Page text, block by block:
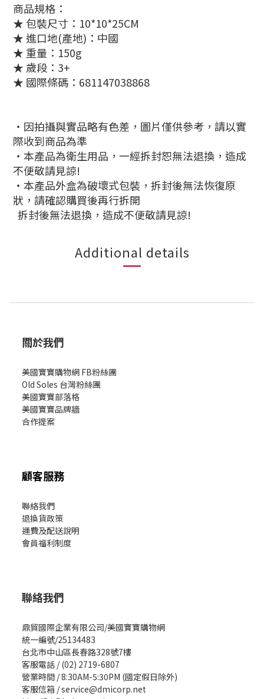
商品規格：
★ 包裝尺寸：10*10*25CM
★ 進口地(產地)：中國
★ 重量：150g
★ 歲段：3+
★ 國際條碼：681147038868
‧因拍攝與實品略有色差，圖片僅供參考，請以實
際收到商品為準
‧本產品為衛生用品，一經拆封恕無法退換，造成
不便敬請見諒!
‧本產品外盒為破壞式包裝，拆封後無法恢復原
狀，請確認購買後再行拆開
拆封後無法退換，造成不便敬請見諒!
Additional details
關於我們
美國寶寶購物網 FB粉絲團
Old Soles 台灣粉絲團
美國寶寶部落格
美國寶寶品牌牆
合作提案
顧客服務
聯絡我們
退換貨政策
運費及配送說明
會員福利制度
聯絡我們
鼎貿國際企業有限公司/美國寶寶購物網
統一編號/25134483
台北市中山區長春路328號7樓
客服電話 / (02) 2719-6807
營業時間 / 8:30AM-5:30PM (國定假日除外)
客服信箱 / service@dmicorp.net